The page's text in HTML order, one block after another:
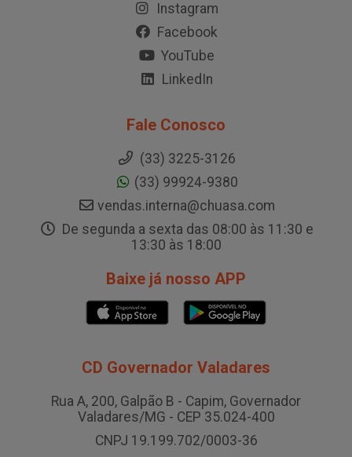
Instagram
Facebook
YouTube
LinkedIn
Fale Conosco
(33) 3225-3126
(33) 99924-9380
vendas.interna@chuasa.com
De segunda a sexta das 08:00 às 11:30 e
13:30 às 18:00
Baixe já nosso APP
CD Governador Valadares
Rua A, 200, Galpão B - Capim, Governador
Valadares/MG - CEP 35.024-400
CNPJ 19.199.702/0003-36